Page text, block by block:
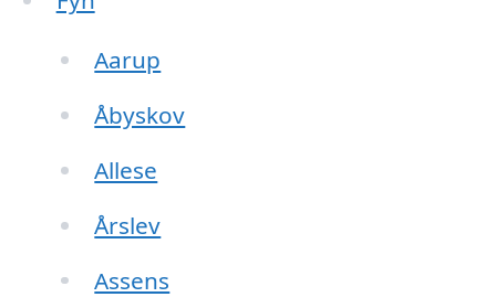
Aarup
Åbyskov
Allese
Årslev
Assens